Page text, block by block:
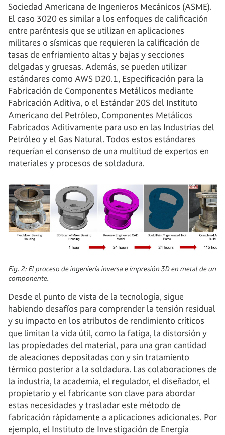
Sociedad Americana de Ingenieros Mecánicos (ASME).
El caso 3020 es similar a los enfoques de calificación
entre paréntesis que se utilizan en aplicaciones
militares o sísmicas que requieren la calificación de
tasas de enfriamiento altas y bajas y secciones
delgadas y gruesas. Además, se pueden utilizar
estándares como AWS D20.1, Especificación para la
Fabricación de Componentes Metálicos mediante
Fabricación Aditiva, o el Estándar 20S del Instituto
Americano del Petróleo, Componentes Metálicos
Fabricados Aditivamente para uso en las Industrias del
Petróleo y el Gas Natural. Todos estos estándares
requerían el consenso de una multitud de expertos en
materiales y procesos de soldadura.
Fig. 2: El proceso de ingeniería inversa e impresión 3D en metal de un
componente.
Desde el punto de vista de la tecnología, sigue
habiendo desafíos para comprender la tensión residual
y su impacto en los atributos de rendimiento críticos
que limitan la vida útil, como la fatiga, la distorsión y
las propiedades del material, para una gran cantidad
de aleaciones depositadas con y sin tratamiento
térmico posterior a la soldadura. Las colaboraciones de
la industria, la academia, el regulador, el diseñador, el
propietario y el fabricante son clave para abordar
estas necesidades y trasladar este método de
fabricación rápidamente a aplicaciones adicionales. Por
ejemplo, el Instituto de Investigación de Energía